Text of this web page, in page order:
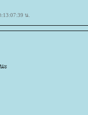
น.
ะ